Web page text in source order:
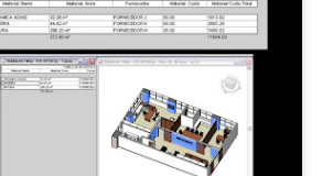
Desabafo de um professor de projeto
ensino de arquitetura e urbanismo no Brasil
De um lado o acesso abundante à
geração em todas as áreas do conhecimento,
do CAU – Conselho de Arquitetura e
seu sétimo ano de vida com conquistas
De outro a profusão de novos cursos...